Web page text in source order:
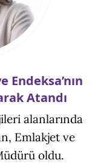
Endeksa’nın
Atandı
alanlarında
Emlakjet ve
oldu.